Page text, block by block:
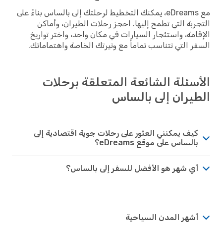
مع eDreams، يمكنك التخطيط لرحلتك إلى بالساس بناءً على
التجربة التي تطمح إليها. احجز رحلات الطيران، وأماكن
الإقامة، واستئجار السيارات في مكان واحد، واختر تواريخ
السفر التي تتناسب تماماً مع وتيرتك الخاصة واهتماماتك.
الأسئلة الشائعة المتعلقة برحلات
الطيران إلى بالساس
كيف يمكنني العثور على رحلات جوية اقتصادية إلى
بالساس على موقع eDreams؟
أي شهر هو الأفضل للسفر إلى بالساس؟
أشهر المدن السياحية